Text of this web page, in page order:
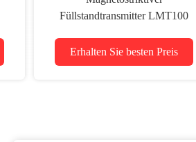
Füllstandtransmitter LMT100
Erhalten Sie besten Preis